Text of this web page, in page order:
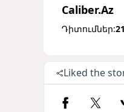
Caliber.Az
Դիտումներ:
Liked the